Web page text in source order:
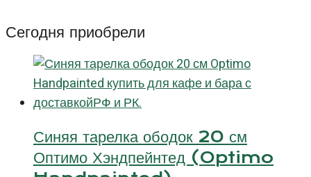
Сегодня приобрели
Синяя тарелка ободок 20 см
Оптимо Хэндпейнтед (Optimo